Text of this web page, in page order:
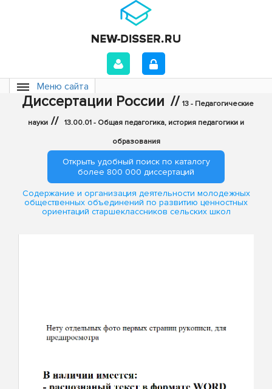
Меню сайта
Диссертации России // 13 - Педагогические
науки // 13.00.01 - Общая педагогика, история педагогики и
образования
Открыть удобный поиск по каталогу
более 800 000 диссертаций
Содержание и организация деятельности молодежных
общественных объединений по развитию ценностных
ориентаций старшеклассников сельских школ